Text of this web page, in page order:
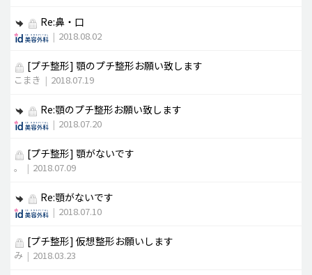
Re:鼻・口
| 2018.08.02
[プチ整形] 顎のプチ整形お願い致します
こまき | 2018.07.19
Re:顎のプチ整形お願い致します
| 2018.07.20
[プチ整形] 顎がないです
。 | 2018.07.09
Re:顎がないです
| 2018.07.10
[プチ整形] 仮想整形お願いします
み | 2018.03.23